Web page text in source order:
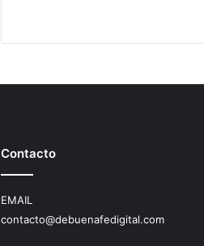
Contacto
EMAIL
contacto@debuenafedigital.com